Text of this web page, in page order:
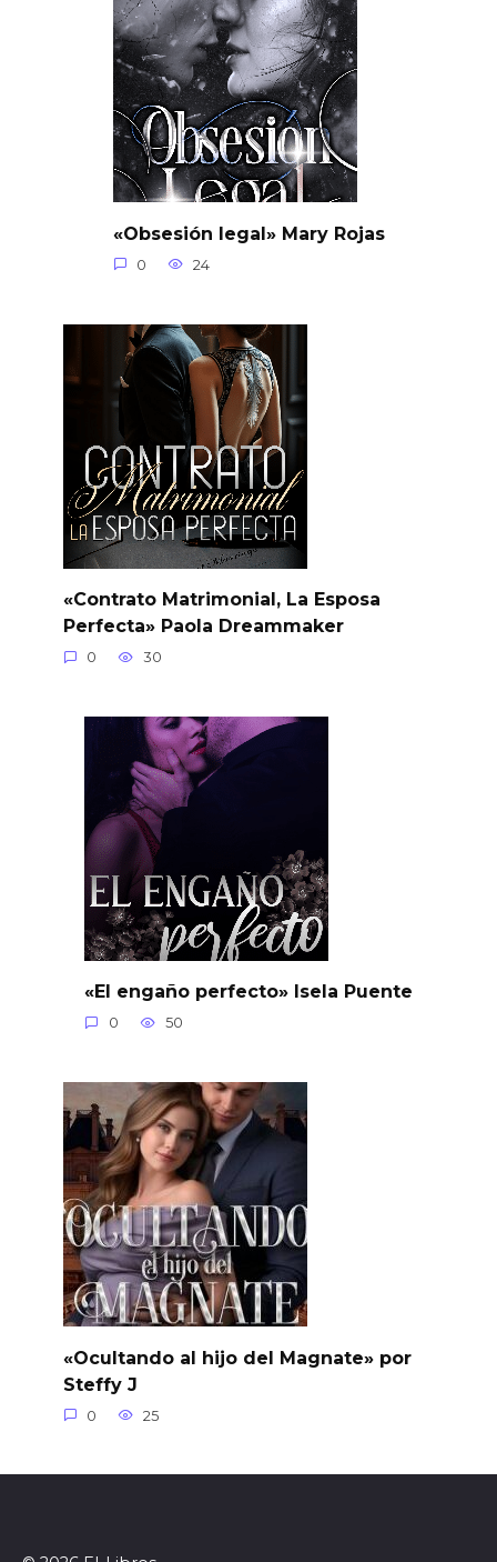
«Obsesión legal» Mary Rojas
0 24
«Contrato Matrimonial, La Esposa
Perfecta» Paola Dreammaker
0 30
«El engaño perfecto» Isela Puente
0 50
«Ocultando al hijo del Magnate» por
Steffy J
0 25